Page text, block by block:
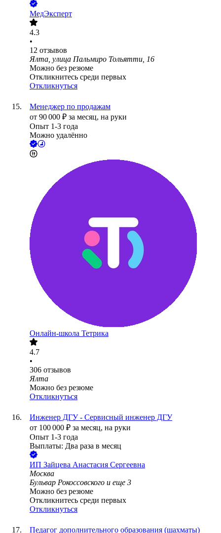
МедЭксперт
4.3
•
12 отзывов
Ялта, улица Пальмиро Тольятти, 16
Можно без резюме
Откликнитесь среди первых
Откликнуться
Менеджер по продажам
от 90 000 ₽ за месяц, на руки
Опыт 1-3 года
Можно удалённо
Онлайн-школа Тетрика
4.7
•
306 отзывов
Ялта
Можно без резюме
Откликнуться
Инженер ДГУ - Сервисный инженер ДГУ
от 100 000 ₽ за месяц, на руки
Опыт 1-3 года
Выплаты: Два раза в месяц
ИП Зайцева Анастасия Сергеевна
Москва
Бульвар Рокоссовского и еще 3
Можно без резюме
Откликнитесь среди первых
Откликнуться
Педагог дополнительного образования (шахматы)